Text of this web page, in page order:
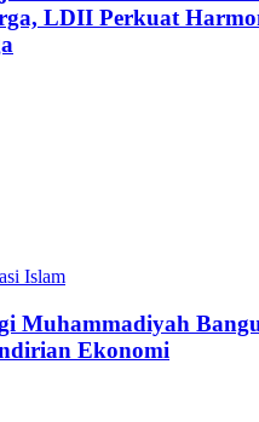
LDII Perkuat
Islam
Muhammadiyah
Ekonomi